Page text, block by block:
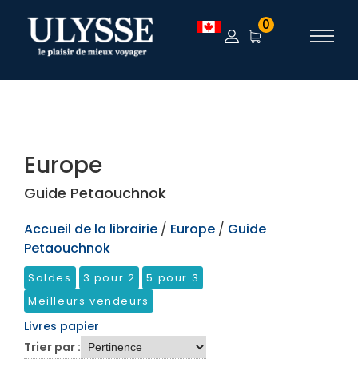
TEST 0
Europe
Guide Petaouchnok
Accueil de la librairie / Europe / Guide
Petaouchnok
Soldes 3 pour 2
5 pour 3
Meilleurs vendeurs
Livres papier
Trier par :